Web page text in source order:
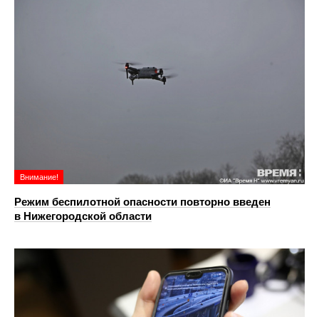
Внимание!
Режим беспилотной опасности повторно введен
в Нижегородской области